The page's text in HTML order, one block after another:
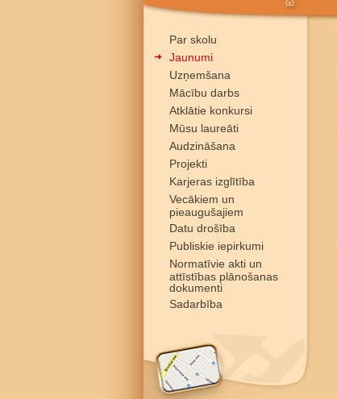
Par skolu
Jaunumi
Uzņemšana
Mācību darbs
Atklātie konkursi
Mūsu laureāti
Audzināšana
Projekti
Karjeras izglītība
Vecākiem un
pieaugušajiem
Datu drošība
Publiskie iepirkumi
Normatīvie akti un
attīstības plānošanas
dokumenti
Sadarbība